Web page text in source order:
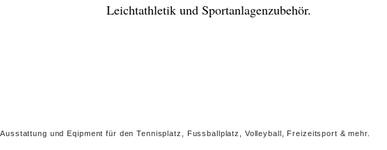
Leichtathletik und Sportanlagenzubehör.
und Eqipment für den Tennisplatz, Fussballplatz, Volleyball, Freizeitsport & mehr.